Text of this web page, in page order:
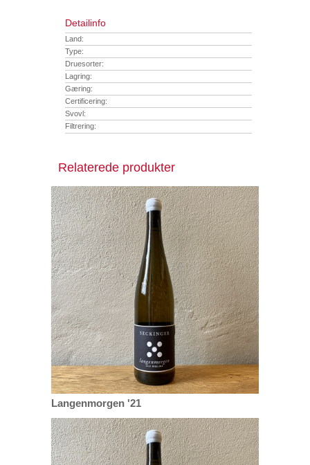
Detailinfo
Land:
Type:
Druesorter:
Lagring:
Gæring:
Certificering:
Svovl:
Filtrering:
Relaterede produkter
Langenmorgen '21